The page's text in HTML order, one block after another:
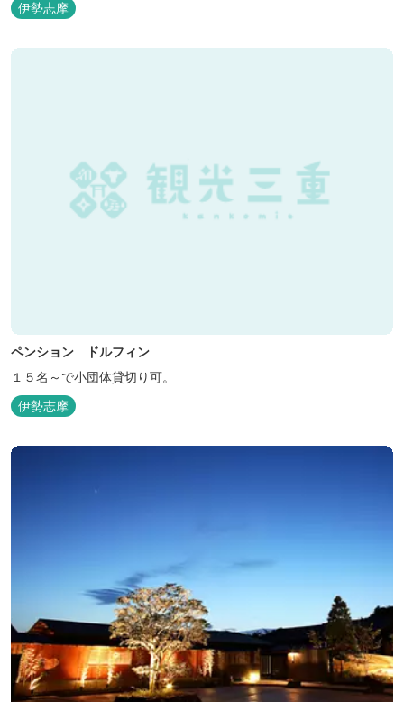
地に湧き出る温泉… ここでしかできない「伊勢志摩の恵みあふれ
る」癒しの旅をぜひゆったりとお愉しみください。
伊勢志摩
ペンション ドルフィン
１５名～で小団体貸切り可。
伊勢志摩